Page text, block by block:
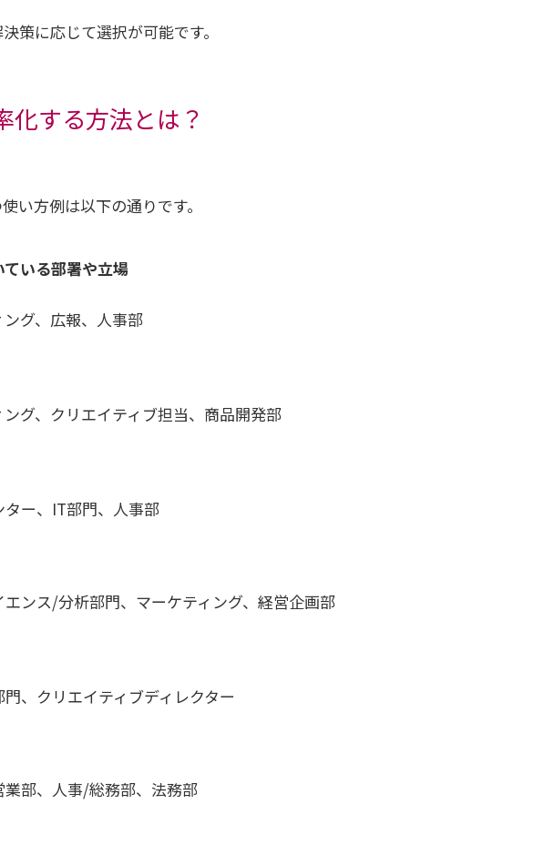
策に応じて選択が可能です。
化する方法とは？
い方例は以下の通りです。
いる部署や立場
グ、広報、人事部
ング、クリエイティブ担当、商品開発部
ー、 IT部門、人事部
ンス/分析部門、マーケティング、経営企画部
、クリエイティブディレクター
業部、人事/総務部、法務部